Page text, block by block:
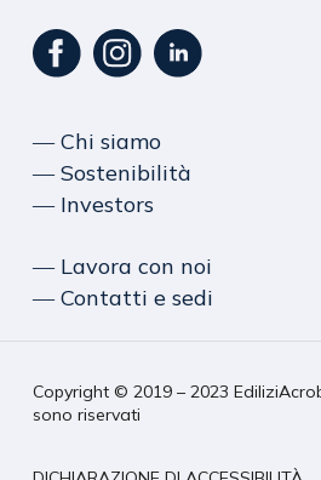
― Chi siamo
― Sostenibilità
― Investors
― Lavora con noi
― Contatti e sedi
Copyright © 2019 – 2023
sono riservati